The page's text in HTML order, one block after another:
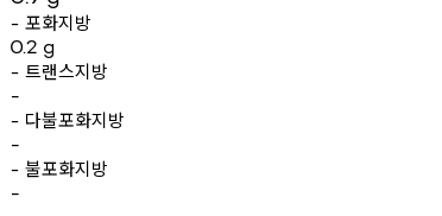
- 포화지방
0.2 g
- 트랜스지방
-
- 다불포화지방
-
- 불포화지방
-